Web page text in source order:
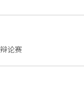
论赛